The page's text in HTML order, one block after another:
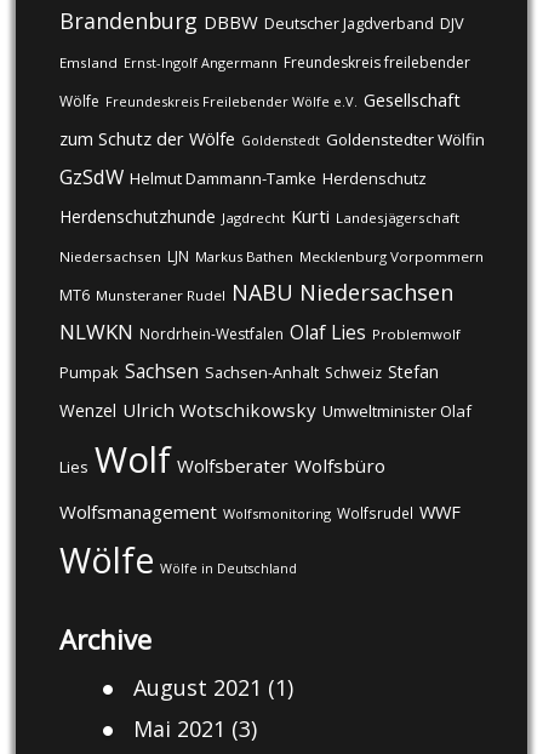
Brandenburg DBBW Deutscher Jagdverband DJV
Emsland Ernst-Ingolf Angermann Freundeskreis freilebender
Wölfe Freundeskreis Freilebender Wölfe e.V. Gesellschaft
zum Schutz der Wölfe Goldenstedt Goldenstedter Wölfin
GzSdW Helmut Dammann-Tamke Herdenschutz
Herdenschutzhunde Jagdrecht Kurti Landesjägerschaft
Niedersachsen LJN Markus Bathen Mecklenburg Vorpommern
MT6 Munsteraner Rudel NABU Niedersachsen
NLWKN Nordrhein-Westfalen Olaf Lies Problemwolf
Pumpak Sachsen Sachsen-Anhalt Schweiz Stefan
Wenzel Ulrich Wotschikowsky Umweltminister Olaf
Lies Wolf Wolfsberater Wolfsbüro
Wolfsmanagement Wolfsmonitoring Wolfsrudel WWF
Wölfe Wölfe in Deutschland
Archive
August 2021 (1)
Mai 2021 (3)